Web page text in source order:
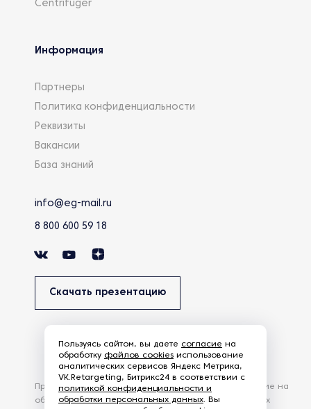
Centrifuger
Информация
Партнеры
Политика конфиденциальности
Реквизиты
Вакансии
База знаний
info@eg-mail.ru
8 800 600 59 18
Скачать презентацию
Продолжая использовать наш сайт, вы даете согласие на
обработку файлов Cookies и других пользовательских
Пользуясь сайтом, вы даете согласие на
обработку файлов cookies использование
аналитических сервисов Яндекс Метрика,
VK.Retargeting, Битрикс24 в соответствии с
политикой конфиденциальности и
обработки персональных данных. Вы